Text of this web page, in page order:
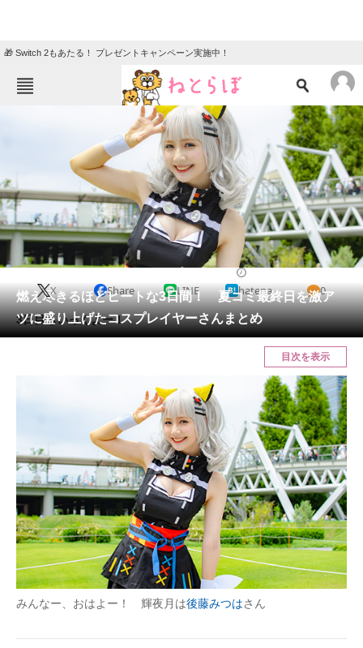
🎁 Switch 2もあたる！ プレゼントキャンペーン実施中！
ニュース
クイズ
グルメ 地域
住まい 教育・育児
動物 リサーチ
会員記事
メディア
スマホと通信の最新トレンド
進化するPCとデバイスの未来
好きが集まる 比べて選べる
ビジネスと働き方のヒント
AI活用のいまが分かる
企業ITのトレンドを詳説
経営リーダーのコミュニティ
燃え尽きるほどヒートな3日間！ 夏コミ最終日を激ア
ツに盛り上げたコスプレイヤーさんまとめ
X Share LINE hatena 0
3日目もいっくよー！
目次を表示
みんなー、おはよー！ 輝夜月は後藤みつはさん